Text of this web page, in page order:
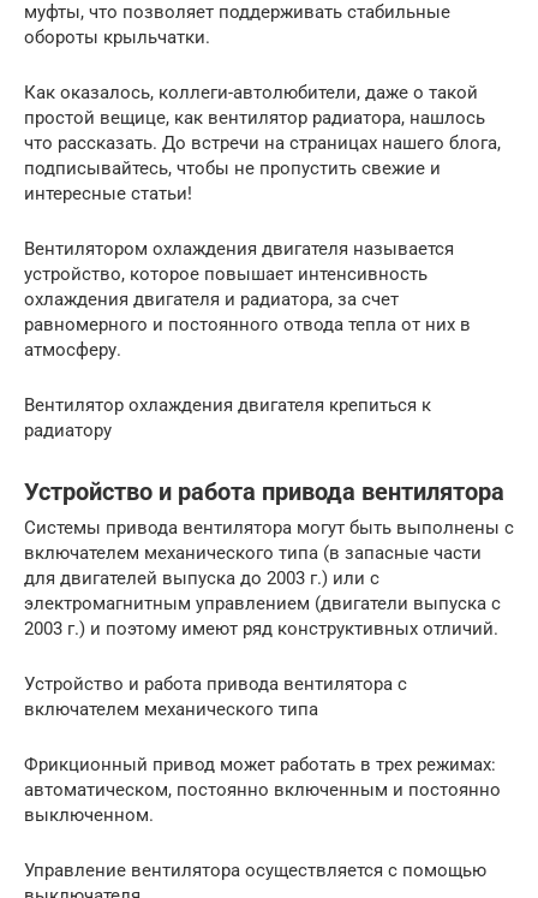
муфты, что позволяет поддерживать стабильные
обороты крыльчатки.
Как оказалось, коллеги-автолюбители, даже о такой
простой вещице, как вентилятор радиатора, нашлось
что рассказать. До встречи на страницах нашего блога,
подписывайтесь, чтобы не пропустить свежие и
интересные статьи!
Вентилятором охлаждения двигателя называется
устройство, которое повышает интенсивность
охлаждения двигателя и радиатора, за счет
равномерного и постоянного отвода тепла от них в
атмосферу.
Вентилятор охлаждения двигателя крепиться к
радиатору
Устройство и работа привода вентилятора
Системы привода вентилятора могут быть выполнены с
включателем механического типа (в запасные части
для двигателей выпуска до 2003 г.) или с
электромагнитным управлением (двигатели выпуска с
2003 г.) и поэтому имеют ряд конструктивных отличий.
Устройство и работа привода вентилятора с
включателем механического типа
Фрикционный привод может работать в трех режимах:
автоматическом, постоянно включенным и постоянно
выключенном.
Управление вентилятора осуществляется с помощью